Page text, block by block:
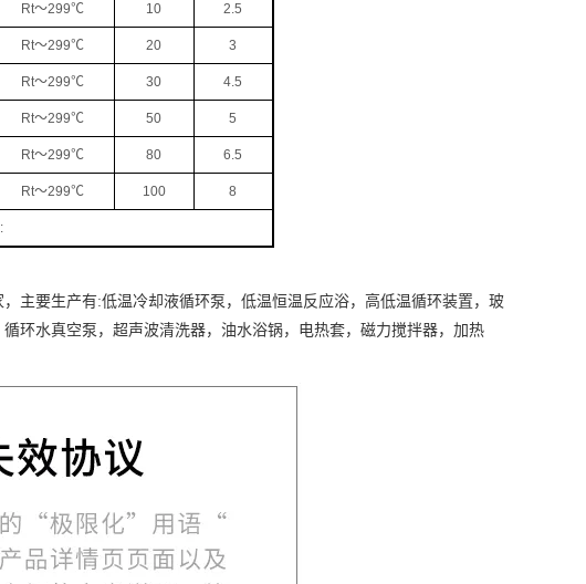
Rt～299℃ 10 2.5
Rt～299℃ 20 3
Rt～299℃ 30 4.5
Rt～299℃ 50 5
Rt～299℃ 80 6.5
Rt～299℃ 100 8
主要生产有:低温冷却液循环泵，低温恒温反应浴，高低温循环装置，玻
环水真空泵，超声波清洗器，油水浴锅，电热套，磁力搅拌器，加热